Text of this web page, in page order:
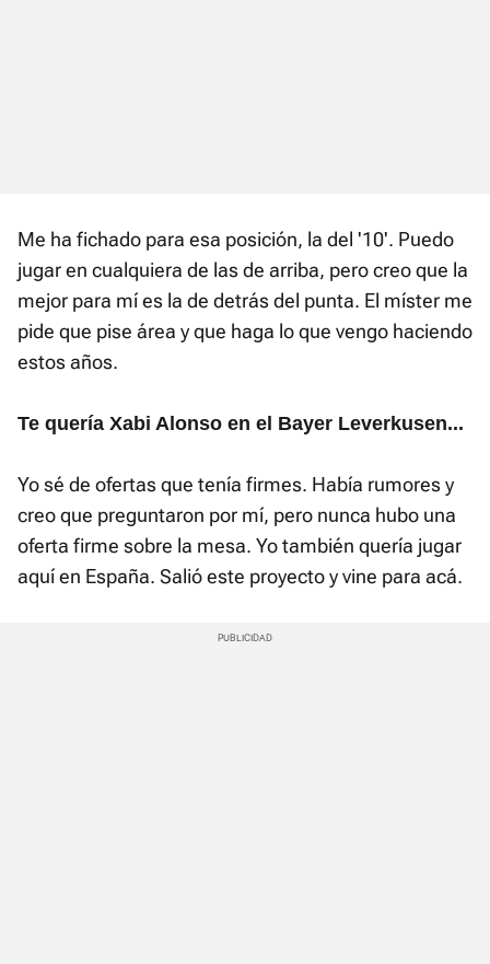
Me ha fichado para esa posición, la del '10'. Puedo
jugar en cualquiera de las de arriba, pero creo que la
mejor para mí es la de detrás del punta. El míster me
pide que pise área y que haga lo que vengo haciendo
estos años.
Te quería Xabi Alonso en el Bayer Leverkusen...
Yo sé de ofertas que tenía firmes. Había rumores y
creo que preguntaron por mí, pero nunca hubo una
oferta firme sobre la mesa. Yo también quería jugar
aquí en España. Salió este proyecto y vine para acá.